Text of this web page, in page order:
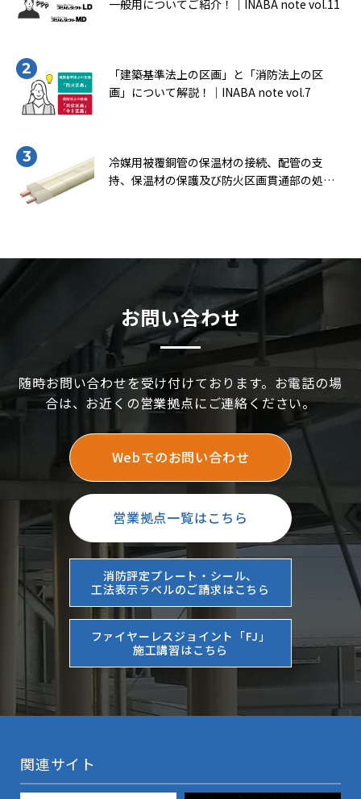
一般用についてご紹介！｜INABA note vol.11
「建築基準法上の区画」と「消防法上の区
画」について解説！｜INABA note vol.7
冷媒用被覆銅管の保温材の接続、配管の支
持、保温材の保護及び防火区画貫通部の処理
お問い合わせ
随時お問い合わせを受け付けております。お電話の場
合は、お近くの営業拠点にご連絡ください。
Webでのお問い合わせ
営業拠点一覧はこちら
消防評定プレート・シール、
工法表示ラベルのご請求はこちら
ファイヤーレスジョイント「FJ」
施工講習はこちら
関連サイト